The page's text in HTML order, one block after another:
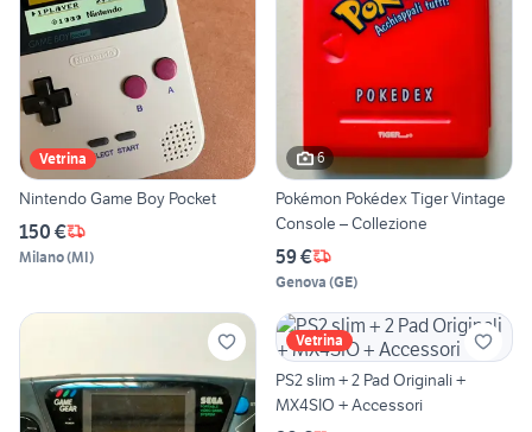
Vetrina
Nintendo Game Boy Pocket
150 €
Milano(MI)
6
Pokémon Pokédex Tiger Vintage
Console – Collezione
59 €
Genova (GE)
Vetrina
PS2 slim + 2 Pad Originali +
MX4SIO + Accessori